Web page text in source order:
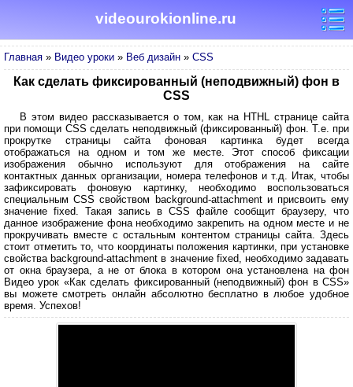
videourokionline.ru
Главная » Видео уроки » Веб дизайн » CSS
Как сделать фиксированный (неподвижный) фон в
CSS
В этом видео рассказывается о том, как на HTHL странице сайта
при помощи CSS сделать неподвижный (фиксированный) фон. Т.е. при
прокрутке страницы сайта фоновая картинка будет всегда
отображаться на одном и том же месте. Этот способ фиксации
изображения обычно используют для отображения на сайте
контактных данных организации, номера телефонов и т.д. Итак, чтобы
зафиксировать фоновую картинку, необходимо воспользоваться
специальным CSS свойством background-attachment и присвоить ему
значение fixed. Такая запись в CSS файле сообщит браузеру, что
данное изображение фона необходимо закрепить на одном месте и не
прокручивать вместе с остальным контентом страницы сайта. Здесь
стоит отметить то, что координаты положения картинки, при установке
свойства background-attachment в значение fixed, необходимо задавать
от окна браузера, а не от блока в котором она установлена на фон
Видео урок «Как сделать фиксированный (неподвижный) фон в CSS»
вы можете смотреть онлайн абсолютно бесплатно в любое удобное
время. Успехов!